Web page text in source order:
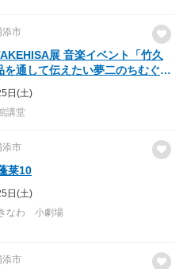
添市
展 音楽イベント「竹久
を通して伝えたい夢二のちむぐく
、家族愛、人間愛）を語る」
日(土)
講堂
添市
莱10
日(土)
なわ 小劇場
添市